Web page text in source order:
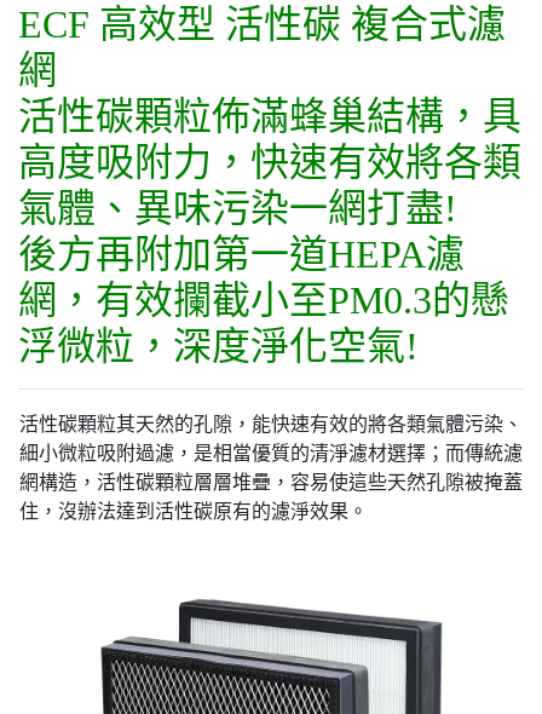
ECF 高效型 活性碳 複合式濾
網
活性碳顆粒佈滿蜂巢結構，具
高度吸附力，快速有效將各類
氣體、異味污染一網打盡!
後方再附加第一道HEPA濾
網，有效攔截小至PM0.3的懸
浮微粒，深度淨化空氣!
活性碳顆粒其天然的孔隙，能快速有效的將各類氣體污染、
細小微粒吸附過濾，是相當優質的清淨濾材選擇；而傳統濾
網構造，活性碳顆粒層層堆疊，容易使這些天然孔隙被掩蓋
住，沒辦法達到活性碳原有的濾淨效果。